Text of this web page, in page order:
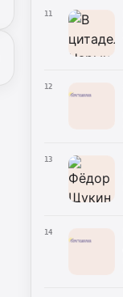
11
12
13
14